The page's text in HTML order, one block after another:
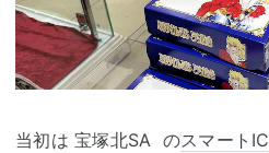
当初は 宝塚北SA のスマートIC